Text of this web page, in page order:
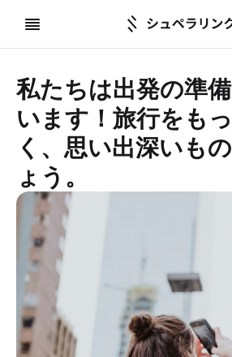
私たちは出発の準
います！旅行をも
く、思い出深いも
ょう。